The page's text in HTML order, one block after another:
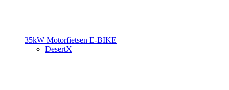
35kW Motorfietsen E-BIKE
DesertX